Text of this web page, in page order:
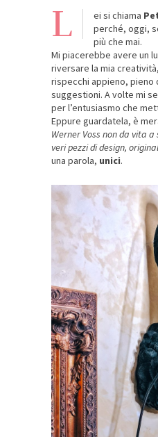
L ei si chiama
perché, oggi,
più che mai.
Mi piacerebbe avere un
riversare la mia
rispecchi appieno, pieno
suggestioni. A volte mi
per l’entusiasmo che
Eppure guardatela, è
Werner Voss non da vita
veri pezzi di design,
una parola, unici.